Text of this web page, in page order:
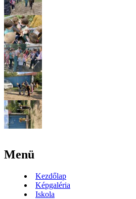
Menü
Kezdőlap
Képgaléria
Iskola